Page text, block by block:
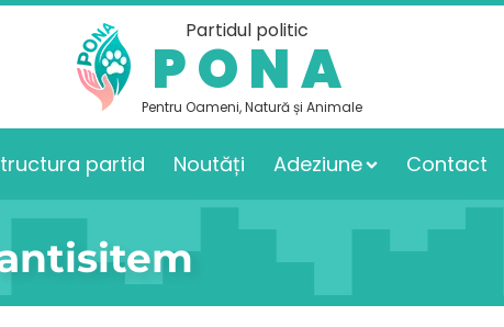
Partidul politic
PONA
Pentru Oameni, Natură și Animale
partid Noutăți Adeziune Contact